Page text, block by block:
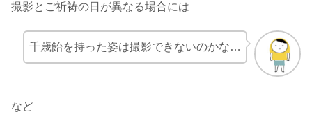
撮影とご祈祷の日が異なる場合には
千歳飴を持った姿は撮影できないのかな…
など